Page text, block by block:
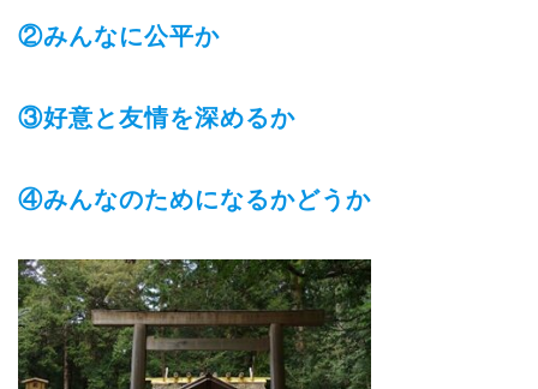
②みんなに公平か
③好意と友情を深めるか
④みんなのためになるかどうか